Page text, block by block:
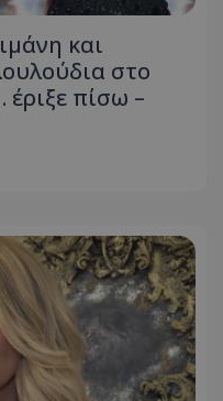
και
στο
πίσω –